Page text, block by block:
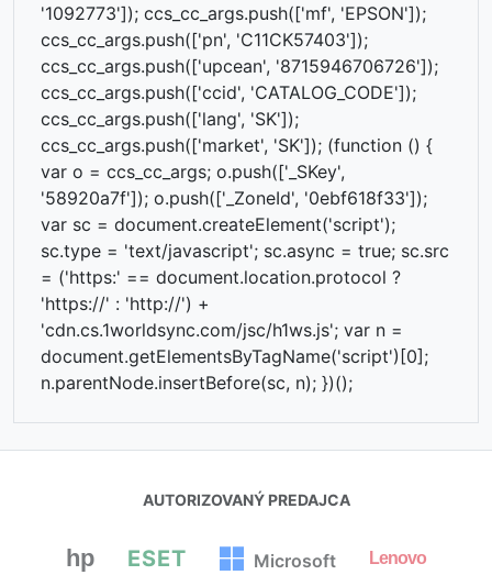
⏳
'1092773']); ccs_cc_args.push(['mf', 'EPSON']);
ccs_cc_args.push(['pn', 'C11CK57403']);
ccs_cc_args.push(['upcean', '8715946706726']);
ccs_cc_args.push(['ccid', 'CATALOG_CODE']);
ccs_cc_args.push(['lang', 'SK']);
ccs_cc_args.push(['market', 'SK']); (function () {
var o = ccs_cc_args; o.push(['_SKey',
'58920a7f']); o.push(['_ZoneId', '0ebf618f33']);
var sc = document.createElement('script');
sc.type = 'text/javascript'; sc.async = true; sc.src
= ('https:' == document.location.protocol ?
'https://' : 'http://') +
'cdn.cs.1worldsync.com/jsc/h1ws.js'; var n =
document.getElementsByTagName('script')[0];
n.parentNode.insertBefore(sc, n); })();
AUTORIZOVANÝ PREDAJCA
hp ESET Microsoft Lenovo